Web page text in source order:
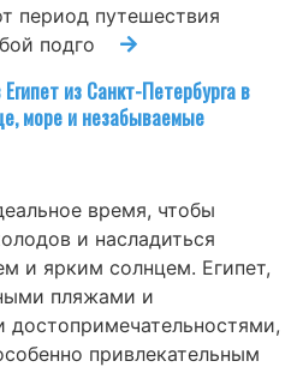
период путешествия
подго
из Санкт-Петербурга в
море и незабываемые
время, чтобы
и насладиться
и ярким солнцем. Египет,
пляжами и
достопримечательностями,
привлекательным